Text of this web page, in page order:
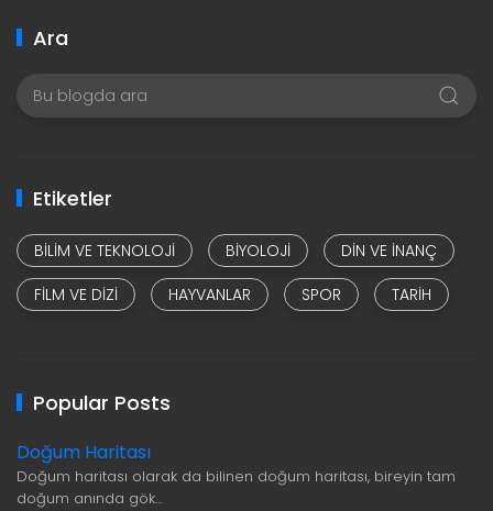
Ara
Etiketler
BILIM VE TEKNOLOJI BIYOLOJI
DIN VE INANÇ
FILM VE DIZI
HAYVANLAR SPOR TARIH
Popular Posts
Doğum Haritası
Doğum haritası olarak da bilinen doğum haritası, bireyin tam
doğum anında gök…